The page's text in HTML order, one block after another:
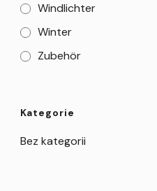
Windlichter
Winter
Zubehör
Kategorie
Bez kategorii